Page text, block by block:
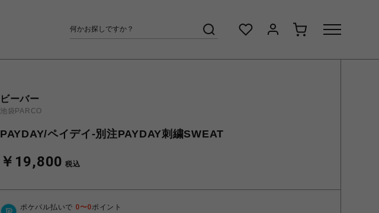
ビーバー
池袋PARCO
PAYDAY/ペイデイ-別注PAYDAY刺繍SWEAT
￥19,800 税込
ポケパル払いで 0〜0ポイント